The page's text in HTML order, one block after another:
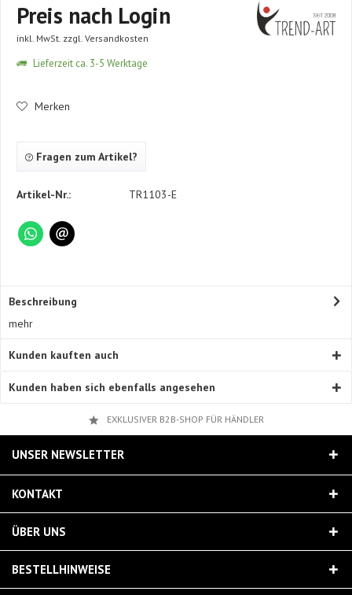
Preis nach Login
inkl. MwSt. zzgl. Versandkosten
Lieferzeit ca. 3-5 Werktage
Merken
Fragen zum Artikel?
Artikel-Nr.: TR1103-E
Beschreibung
mehr
Kunden kauften auch
Kunden haben sich ebenfalls angesehen
EXKLUSIVER B2B-SHOP FÜR HÄNDLER
UNSER NEWSLETTER
KONTAKT
ÜBER UNS
BESTELLHINWEISE